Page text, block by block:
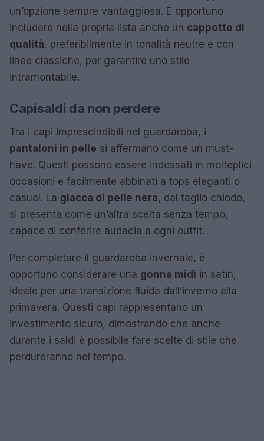
un’opzione sempre vantaggiosa. È opportuno
includere nella propria lista anche un cappotto di
qualità, preferibilmente in tonalità neutre e con
linee classiche, per garantire uno stile
intramontabile.
Capisaldi da non perdere
Tra i capi imprescindibili nel guardaroba, i
pantaloni in pelle si affermano come un must-
have. Questi possono essere indossati in molteplici
occasioni e facilmente abbinati a tops eleganti o
casual. La giacca di pelle nera, dal taglio chiodo,
si presenta come un’altra scelta senza tempo,
capace di conferire audacia a ogni outfit.
Per completare il guardaroba invernale, è
opportuno considerare una gonna midi in satin,
ideale per una transizione fluida dall’inverno alla
primavera. Questi capi rappresentano un
investimento sicuro, dimostrando che anche
durante i saldi è possibile fare scelte di stile che
perdureranno nel tempo.